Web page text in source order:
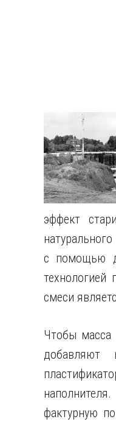
эффект
с помощью
смеси
Чтобы масса
добавляют
фактурную